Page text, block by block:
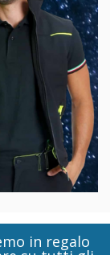
in regalo